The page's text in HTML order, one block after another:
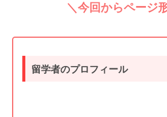
＼今回からページ
留学者のプロフィール